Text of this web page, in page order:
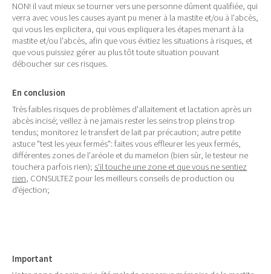
NON! il vaut mieux se tourner vers une personne dûment qualifiée, qui
verra avec vous les causes ayant pu mener à la mastite et/ou à l'abcès,
qui vous les explicitera, qui vous expliquera les étapes menant à la
mastite et/ou l'abcès, afin que vous évitiez les situations à risques, et
que vous puissiez gérer au plus tôt toute situation pouvant
déboucher sur ces risques.
En conclusion
Très faibles risques de problèmes d'allaitement et lactation après un
abcès incisé; veillez à ne jamais rester les seins trop pleins trop
tendus; monitorez le transfert de lait par précaution; autre petite
astuce "test les yeux fermés": faites vous effleurer les yeux fermés,
différentes zones de l'aréole et du mamelon (bien sûr, le testeur ne
touchera parfois rien); s'il touche une zone et que vous ne sentiez
rien, CONSULTEZ pour les meilleurs conseils de production ou
d'éjection;
Important